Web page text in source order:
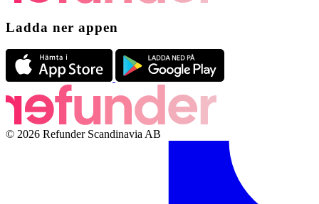
Ladda ner appen
© 2026 Refunder Scandinavia AB